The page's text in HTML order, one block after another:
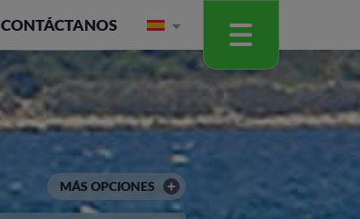
CONTÁCTANOS
MÁS OPCIONES